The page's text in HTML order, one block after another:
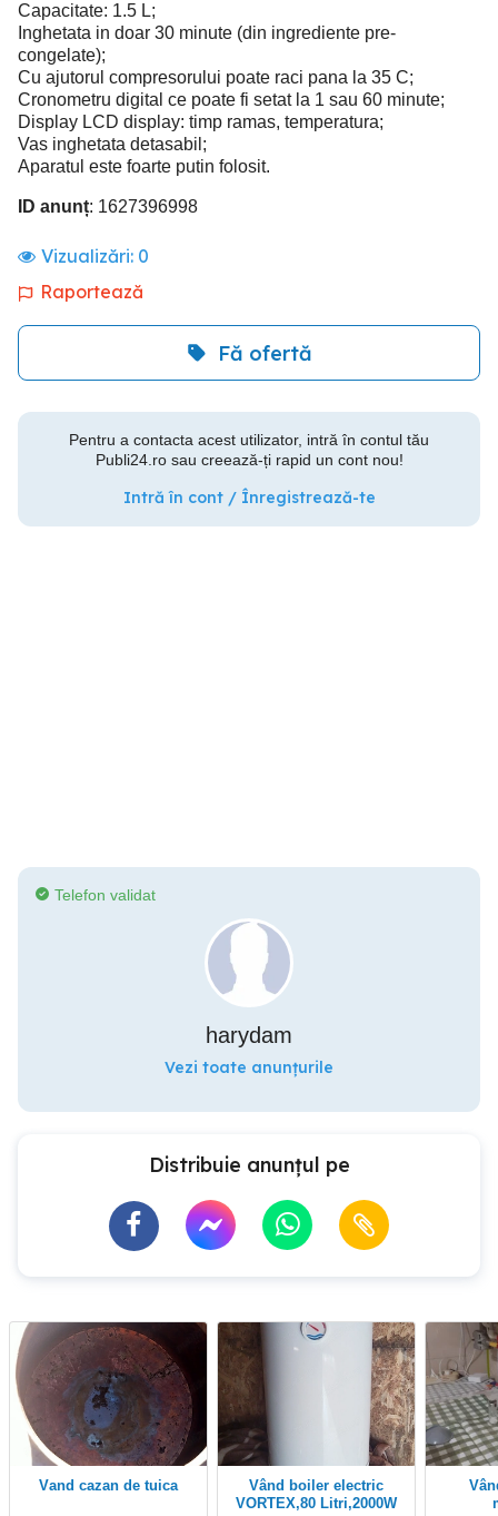
Capacitate: 1.5 L;
Inghetata in doar 30 minute (din ingrediente pre-
congelate);
Cu ajutorul compresorului poate raci pana la 35 C;
Cronometru digital ce poate fi setat la 1 sau 60 minute;
Display LCD display: timp ramas, temperatura;
Vas inghetata detasabil;
Aparatul este foarte putin folosit.
ID anunț: 1627396998
Vizualizări: 0
Raportează
Fă ofertă
Pentru a contacta acest utilizator, intră în contul tău
Publi24.ro sau creează-ți rapid un cont nou!
Intră în cont / Înregistrează-te
Telefon validat
harydam
Vezi toate anunțurile
Distribuie anunțul pe
vand cazan de tuica
Vând boiler electric
VORTEX,80 Litri,2000W
Vând aparat apă